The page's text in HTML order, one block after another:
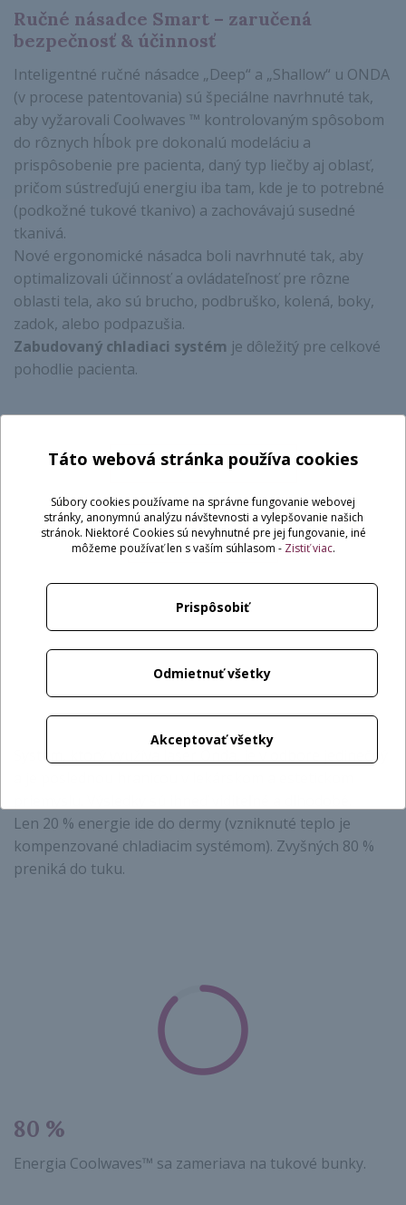
Ručné násadce Smart – zaručená
bezpečnosť & účinnosť
Inteligentné ručné násadce „Deep“ a „Shallow“ u ONDA
(v procese patentovania) sú špeciálne navrhnuté tak,
aby vyžarovali Coolwaves ™ kontrolovaným spôsobom
do rôznych hĺbok pre dokonalú modeláciu a
prispôsobenie pre pacienta, daný typ liečby aj oblasť,
pričom sústreďujú energiu iba tam, kde je to potrebné
(podkožné tukové tkanivo) a zachovávajú susedné
tkanivá.
Nové ergonomické násadca boli navrhnuté tak, aby
optimalizovali účinnosť a ovládateľnosť pre rôzne
oblasti tela, ako sú brucho, podbruško, kolená, boky,
zadok, alebo podpazušia.
Zabudovaný chladiaci systém je dôležitý pre celkové
pohodlie pacienta.
Sledujte ho v akcii
Všetky videá
Systém, ktorý využíva laser Onda, je v odbore jedinečný
Len 20 % energie ide do dermy (vzniknuté teplo je
kompenzované chladiacim systémom). Zvyšných 80 %
preniká do tuku.
80 %
Energia Coolwaves™ sa zameriava na tukové bunky.
Táto webová stránka používa cookies
Súbory cookies používame na správne fungovanie webovej
stránky, anonymnú analýzu návštevnosti a vylepšovanie našich
stránok. Niektoré Cookies sú nevyhnutné pre jej fungovanie, iné
môžeme používať len s vaším súhlasom - Zistiť viac.
Prispôsobiť
Odmietnuť všetky
Akceptovať všetky